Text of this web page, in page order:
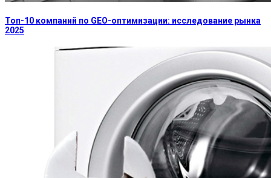
Топ-10 компаний по GEO-оптимизации: исследование рынка
2025